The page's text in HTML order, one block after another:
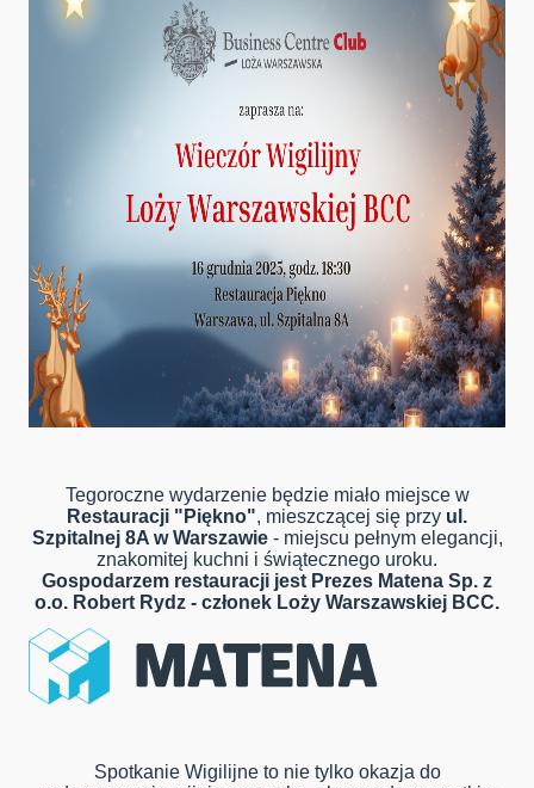
Tegoroczne wydarzenie będzie miało miejsce w
Restauracji "Piękno", mieszczącej się przy ul.
Szpitalnej 8A w Warszawie- miejscu pełnym elegancji,
znakomitej kuchni i świątecznego uroku.
Gospodarzem restauracji jest Prezes Matena Sp. z
o.o. Robert Rydz - członek Loży Warszawskiej BCC.
Spotkanie Wigilijne to nie tylko okazja do